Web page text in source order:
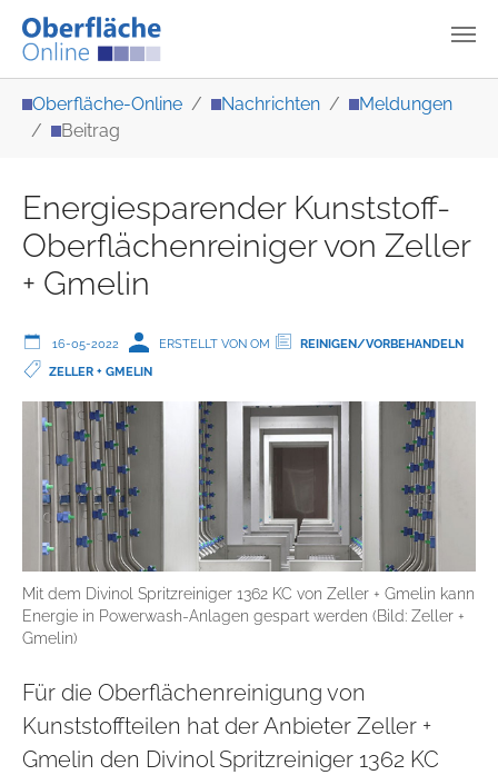
Oberfläche-Online Nachrichten
Meldungen
Beitrag
Energiesparender Kunststoff-
Oberflächenreiniger von Zeller
+ Gmelin
16-05-2022 ERSTELLT VON OM
REINIGEN/VORBEHANDELN
ZELLER + GMELIN
Mit dem Divinol Spritzreiniger 1362 KC von Zeller + Gmelin kann
Energie in Powerwash-Anlagen gespart werden (Bild: Zeller +
Gmelin)
Für die Oberflächenreinigung von
Kunststoffteilen hat der Anbieter Zeller +
Gmelin den Divinol Spritzreiniger 1362 KC